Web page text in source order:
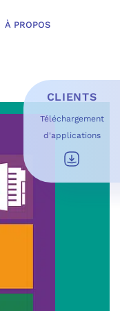
À PROPOS
CLIENTS
Téléchargement
d'applications